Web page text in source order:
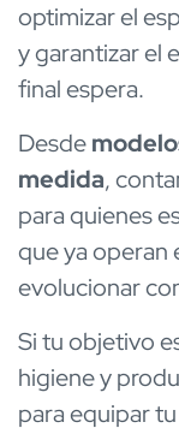
optimizar el
y garantizar el
final espera.
Desde
medida,
para quienes
que ya operan
evolucionar
Si tu objetivo
higiene y
para equipar